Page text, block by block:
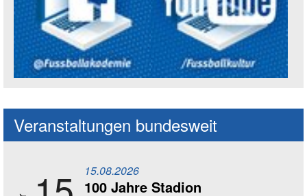
Social Media Kanäle der Akademie
Veranstaltungen bundesweit
15.08.2026
100 Jahre Stadion